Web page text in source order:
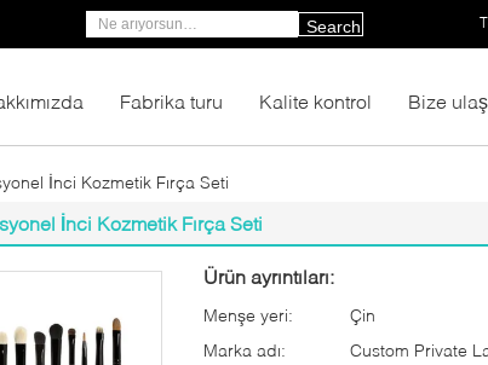
Search
Fabrika turu Kalite kontrol Bize
İnci Kozmetik Fırça Seti
İnci Kozmetik Fırça Seti
Ürün ayrıntıları:
Menşe yeri:
Çin
Marka adı:
Custom Private